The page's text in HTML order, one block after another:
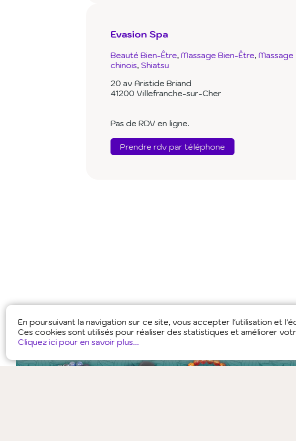
En poursuivant la navigation sur ce site, vous accepter l'utilisation et
Ces cookies sont utilisés pour réaliser des statistiques et améliorer
Cliquez ici pour en savoir plus...
Evasion Spa
Beauté Bien-Être Massage Bien-Être Massage
chinois Shiatsu
20 av Aristide Briand
41200 Villefranche-sur-Cher
Pas de RDV en ligne.
Prendre rdv par téléphone